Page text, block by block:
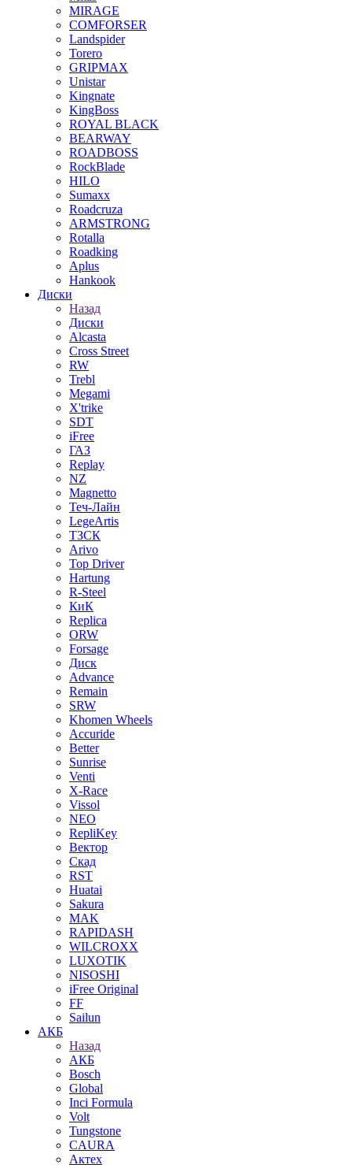
MIRAGE
COMFORSER
Landspider
Torero
GRIPMAX
Unistar
Kingnate
KingBoss
ROYAL BLACK
BEARWAY
ROADBOSS
RockBlade
HILO
Sumaxx
Roadcruza
ARMSTRONG
Rotalla
Roadking
Aplus
Hankook
Диски
Назад
Диски
Alcasta
Cross Street
RW
Trebl
Megami
X'trike
SDT
iFree
ГАЗ
Replay
NZ
Magnetto
Теч-Лайн
LegeArtis
ТЗСК
Arivo
Top Driver
Hartung
R-Steel
КиК
Replica
ORW
Forsage
Диск
Advance
Remain
SRW
Khomen Wheels
Accuride
Better
Sunrise
Venti
X-Race
Vissol
NEO
RepliKey
Вектор
Скад
RST
Huatai
Sakura
MAK
RAPIDASH
WILCROXX
LUXOTIK
NISOSHI
iFree Original
FF
Sailun
АКБ
Назад
АКБ
Bosch
Global
Inci Formula
Volt
Tungstone
CAURA
Актех